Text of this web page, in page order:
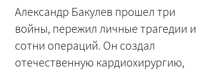
Александр Бакулев прошел три
войны, пережил личные трагедии и
сотни операций. Он создал
отечественную кардиохирургию,